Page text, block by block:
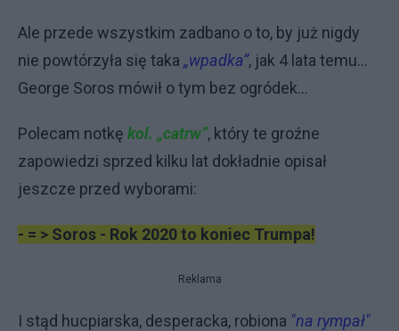
Ale przede wszystkim zadbano o to, by już nigdy
nie powtórzyła się taka „wpadka”, jak 4 lata temu…
George Soros mówił o tym bez ogródek…
Polecam notkę kol. „catrw”, który te groźne
zapowiedzi sprzed kilku lat dokładnie opisał
jeszcze przed wyborami:
- = > Soros - Rok 2020 to koniec Trumpa!
Reklama
I stąd hucpiarska, desperacka, robiona "na rympał"